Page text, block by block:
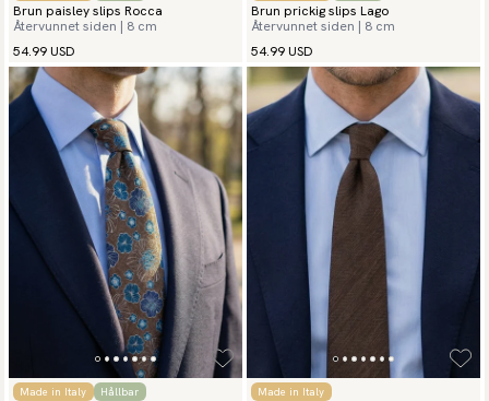
Brun paisley slips Rocca
Återvunnet siden | 8 cm
54.99 USD
Brun prickig slips Lago
Återvunnet siden | 8 cm
54.99 USD
Made in Italy Hållbar Made in Italy